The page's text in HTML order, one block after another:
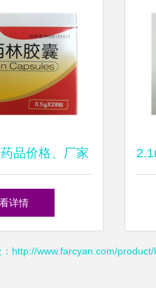
品价格、厂家
及药品终端网
详情
http://www.farcyan.com/